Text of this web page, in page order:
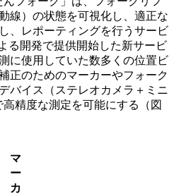
線）の状態を可視化し、適正な
、レポーティングを行うサービ
る開発で提供開始した新サービ
に使用していた数多くの位置ビ
正のためのマーカーやフォーク
バイス（ステレオカメラ＋ミニ
精度な測定を可能にする（図
マ
ー
カ